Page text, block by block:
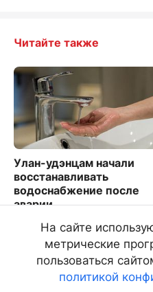
Читайте также
Улан-удэнцам начали
восстанавливать
водоснабжение после
аварии
3322На сайте
метрические
пользоваться
политикой